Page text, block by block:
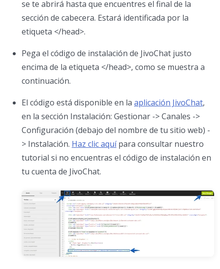
se te abrirá hasta que encuentres el final de la
sección de cabecera. Estará identificada por la
etiqueta </head>.
Pega el código de instalación de JivoChat justo
encima de la etiqueta </head>, como se muestra a
continuación.
El código está disponible en la aplicación JivoChat,
en la sección Instalación: Gestionar -> Canales ->
Configuración (debajo del nombre de tu sitio web) -
> Instalación. Haz clic aquípara consultar nuestro
tutorial si no encuentras el código de instalación en
tu cuenta de JivoChat.